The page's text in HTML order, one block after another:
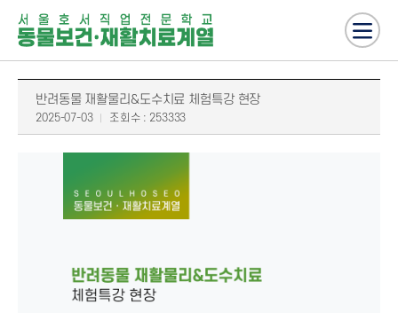
반려동물 재활물리&도수치료 체험특강 현장
2025-07-03 조회수 : 253333